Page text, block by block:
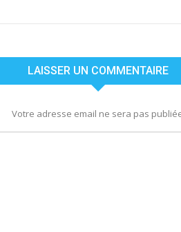
LAISSER UN COMMENTAIRE
Votre adresse email ne sera pas